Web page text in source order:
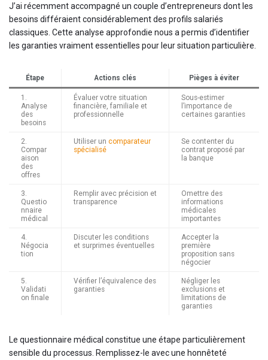
J’ai récemment accompagné un couple d’entrepreneurs dont les
besoins différaient considérablement des profils salariés
classiques. Cette analyse approfondie nous a permis d’identifier
les garanties vraiment essentielles pour leur situation particulière.
Étape Actions clés Pièges à éviter
1.
Analyse
des
besoins
Évaluer votre situation
financière, familiale et
professionnelle
Sous-estimer
l’importance de
certaines garanties
2.
Compar
aison
des
offres
Utiliser un comparateur
spécialisé
Se contenter du
contrat proposé par
la banque
3.
Questio
nnaire
médical
Remplir avec précision et
transparence
Omettre des
informations
médicales
importantes
4.
Négocia
tion
Discuter les conditions
et surprimes éventuelles
Accepter la
première
proposition sans
négocier
5.
Validati
on finale
Vérifier l’équivalence des
garanties
Négliger les
exclusions et
limitations de
garanties
Le questionnaire médical constitue une étape particulièrement
sensible du processus. Remplissez-le avec une honnêteté